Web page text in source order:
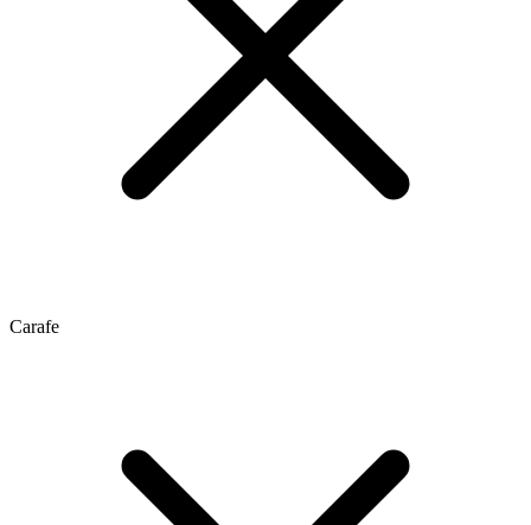
Carafe